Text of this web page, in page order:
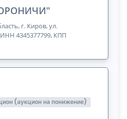
г. Киров, ул.
4345377799, КПП
(аукцион на понижение)